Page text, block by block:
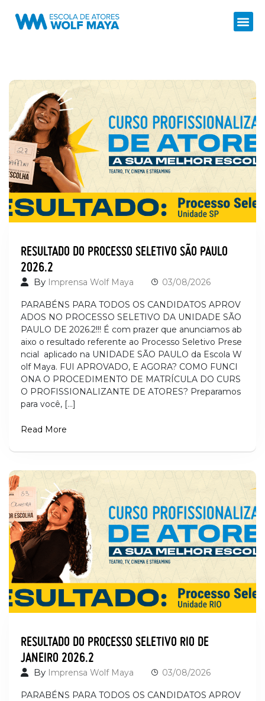
RESULTADO DO PROCESSO SELETIVO SÃO PAULO
2026.2
By Imprensa Wolf Maya 03/08/2026
PARABÉNS PARA TODOS OS CANDIDATOS APROV
ADOS NO PROCESSO SELETIVO DA UNIDADE SÃO
PAULO DE 2026.2!!! É com prazer que anunciamos ab
aixo o resultado referente ao Processo Seletivo Prese
ncial aplicado na UNIDADE SÃO PAULO da Escola W
olf Maya. FUI APROVADO, E AGORA? COMO FUNCI
ONA O PROCEDIMENTO DE MATRÍCULA DO CURS
O PROFISSIONALIZANTE DE ATORES? Preparamos
para você, […]
Read More
RESULTADO DO PROCESSO SELETIVO RIO DE
JANEIRO 2026.2
By Imprensa Wolf Maya 03/08/2026
PARABÉNS PARA TODOS OS CANDIDATOS APROV